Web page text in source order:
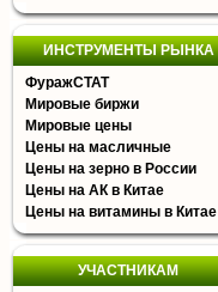
ИНСТРУМЕНТЫ РЫНКА
ФуражСТАТ
Мировые биржи
Мировые цены
Цены на масличные
Цены на зерно в России
Цены на АК в Китае
Цены на витамины в Китае
УЧАСТНИКАМ